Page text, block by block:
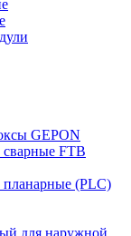
GEPON
сварные FTB
планарные (PLC)
для наружной